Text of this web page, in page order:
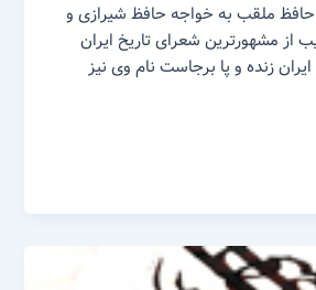
ملقب به خواجه حافظ شیرازی و
از مشهورترین شعرای تاریخ ایران
زنده و پا برجاست نام وی نیز